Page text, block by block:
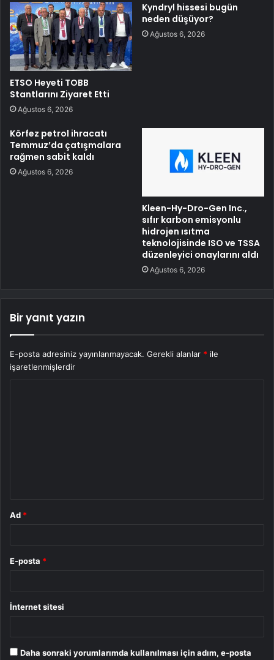
ETSO Heyeti TOBB
Stantlarını Ziyaret Etti
Ağustos 6, 2026
Kyndryl hissesi bugün
neden düşüyor?
Ağustos 6, 2026
Körfez petrol ihracatı
Temmuz’da çatışmalara
rağmen sabit kaldı
Ağustos 6, 2026
Kleen-Hy-Dro-Gen Inc.,
sıfır karbon emisyonlu
hidrojen ısıtma
teknolojisinde ISO ve TSSA
düzenleyici onaylarını aldı
Ağustos 6, 2026
Bir yanıt yazın
E-posta adresiniz yayınlanmayacak. Gerekli alanlar * ile
işaretlenmişlerdir
Ad *
E-posta *
İnternet sitesi
Daha sonraki yorumlarımda kullanılması için adım, e-posta